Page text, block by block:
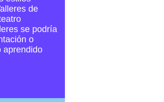
de
se podría
o
aprendido